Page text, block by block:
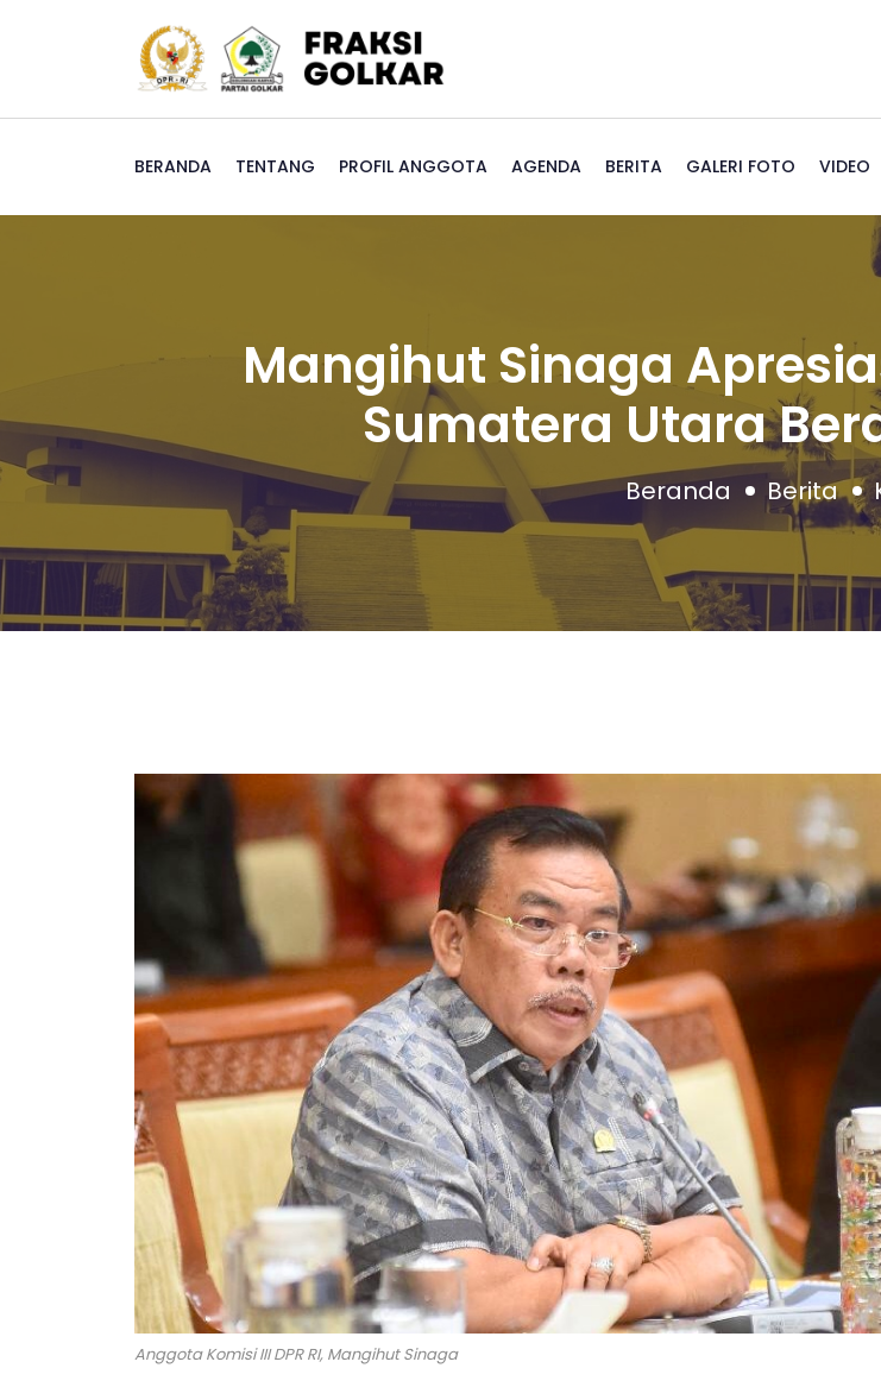
BERANDA TENTANG PROFIL ANGGOTA AGENDA BERITA GALERI FOTO VIDEO
Mangihut Sinaga
Sumatera Utara
Beranda Berita
Anggota Komisi III DPR RI, Mangihut Sinaga